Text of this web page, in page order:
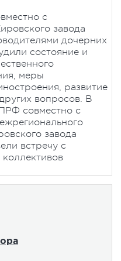
с
завода
дочерних
состояние и
меры
развитие
вопросов. В
совместно с
завода
встречу с